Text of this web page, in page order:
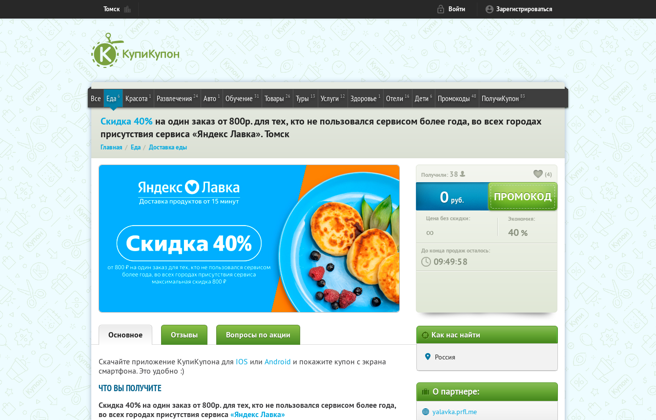
Томск Войти Зарегистрироваться
Все Еда 6 Красота 1 Развлечения 24 Авто 1 Обучение 31 Товары 26 Туры 13 Услуги 12 Здоровье 1 Отели 16 Дети 6 Промокоды 48 ПолучиКупон 83
Скидка 40% на один заказ от 800р. для тех, кто не пользовался сервисом более года, во всех городах
присутствия сервиса «Яндекс Лавка». Томск
Главная Еда Доставка еды
Получили: 38 (4)
0 руб.
Цена без скидки:
∞
Экономия:
40 %
До конца продаж осталось:
: :
Основное Отзывы Вопросы по акции
Скачайте приложение КупиКупона для IOS или Android и покажите купон с экрана
смартфона. Это удобно :)
ЧТО ВЫ ПОЛУЧИТЕ
Скидка 40% на один заказ от 800р. для тех, кто не пользовался сервисом более года,
во всех городах присутствия сервиса«Яндекс Лавка»
Как нас найти
Россия
О партнере:
yalavka.prfl.me